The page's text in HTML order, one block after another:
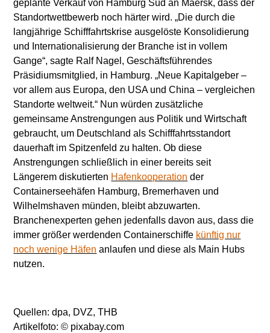
geplante Verkauf von Hamburg Süd an Maersk, dass der
Standortwettbewerb noch härter wird. „Die durch die
langjährige Schifffahrtskrise ausgelöste Konsolidierung
und Internationalisierung der Branche ist in vollem
Gange“, sagte Ralf Nagel, Geschäftsführendes
Präsidiumsmitglied, in Hamburg. „Neue Kapitalgeber –
vor allem aus Europa, den USA und China – vergleichen
Standorte weltweit.“ Nun würden zusätzliche
gemeinsame Anstrengungen aus Politik und Wirtschaft
gebraucht, um Deutschland als Schifffahrtsstandort
dauerhaft im Spitzenfeld zu halten. Ob diese
Anstrengungen schließlich in einer bereits seit
Längerem diskutierten Hafenkooperation der
Containerseehäfen Hamburg, Bremerhaven und
Wilhelmshaven münden, bleibt abzuwarten.
Branchenexperten gehen jedenfalls davon aus, dass die
immer größer werdenden Containerschiffe künftig nur
noch wenige Häfen anlaufen und diese als Main Hubs
nutzen.
Quellen: dpa, DVZ, THB
Artikelfoto: © pixabay.com